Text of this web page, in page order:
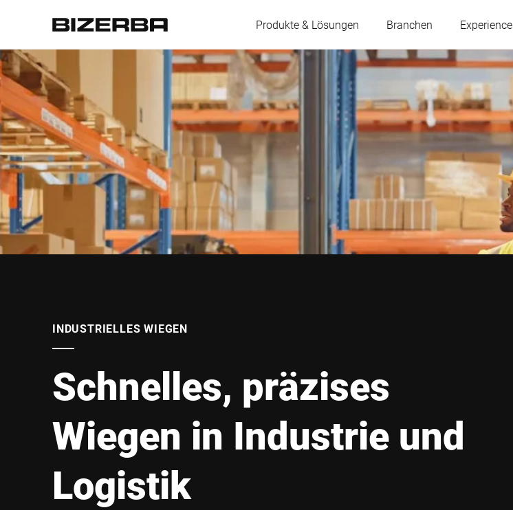
Produkte & Lösungen Branchen Experience
Europa Österreich
Frankreich
Ungarn
Polen
Vereinigtes Königreich
Amerika
INDUSTRIELLES WIEGEN
Schnelles, präzises
Wiegen in Industrie und
Logistik